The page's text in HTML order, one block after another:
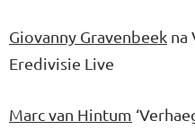
Giovanny Gravenbeek na
Eredivisie Live
Marc van Hintum